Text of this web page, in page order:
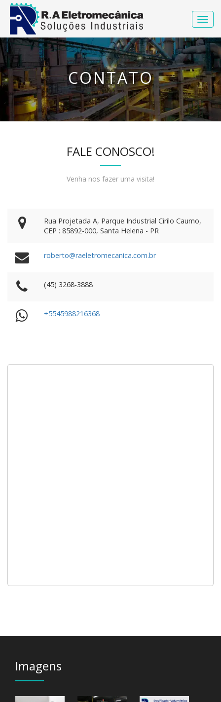
CONTATO
FALE CONOSCO!
Venha nos fazer uma visita!
Rua Projetada A, Parque Industrial Cirilo Caumo,
CEP : 85892-000, Santa Helena - PR
roberto@raeletromecanica.com.br
(45) 3268-3888
+5545988216368
Imagens